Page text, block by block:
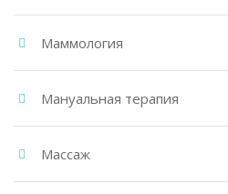
Маммология
Мануальная терапия
Массаж